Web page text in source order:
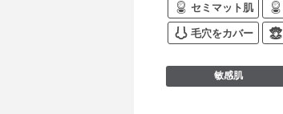
セミマット肌
毛穴をカバー
敏感肌